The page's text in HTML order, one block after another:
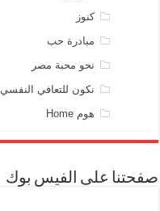
كنوز
مبادرة حب
نحو محبة مصر
نكون للتعافي النفسي
هوم Home
صفحتنا على الفيس بوك